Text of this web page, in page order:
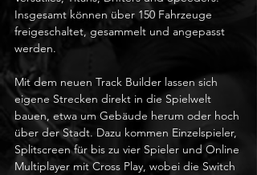
Insgesamt können über 150 Fahrzeuge
freigeschaltet, gesammelt und angepasst
werden.
Mit dem neuen Track Builder lassen sich
eigene Strecken direkt in die Spielwelt
bauen, etwa um Gebäude herum oder hoch
über der Stadt. Dazu kommen Einzelspieler,
Splitscreen für bis zu vier Spieler und Online
Multiplayer mit Cross Play, wobei die Switch